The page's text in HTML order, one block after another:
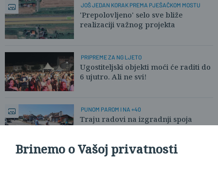
JOŠ JEDAN KORAK PREMA PJEŠAČKOM MOSTU
'Prepolovljeno' selo sve bliže
realizaciji važnog projekta
PRIPREME ZA NG LJETO
Ugostiteljski objekti moći će raditi do
6 ujutro. Ali ne svi!
PUNOM PAROM I NA +40
Traju radovi na izgradnji spoja
Brinemo o Vašoj privatnosti